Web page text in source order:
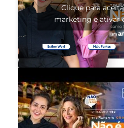
Clique para
marketing e ativar